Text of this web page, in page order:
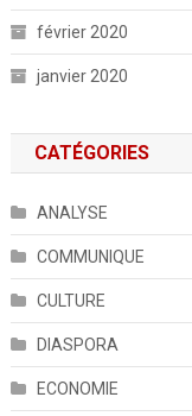
février 2020
janvier 2020
CATÉGORIES
ANALYSE
COMMUNIQUE
CULTURE
DIASPORA
ECONOMIE